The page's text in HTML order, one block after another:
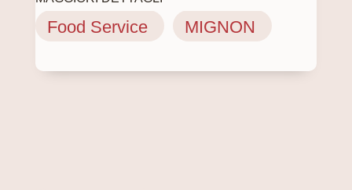
Food Service MIGNON